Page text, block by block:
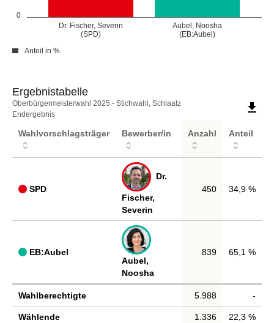
0
Dr. Fischer, Severin
(SPD)
Aubel, Noosha
(EB:Aubel)
Anteil in %
Ergebnistabelle
Ergebnistabelle
Oberbürgermeisterwahl 2025 - Stichwahl, Schlaatz
Endergebnis
file_download
Wahlvorschlagsträger Bewerber/in Anzahl Anteil
SPD
Dr.
Fischer,
Severin
450 34,9 %
EB:Aubel
Aubel,
Noosha
839 65,1 %
Wahlberechtigte 5.988 -
Wählende 1.336 22,3 %